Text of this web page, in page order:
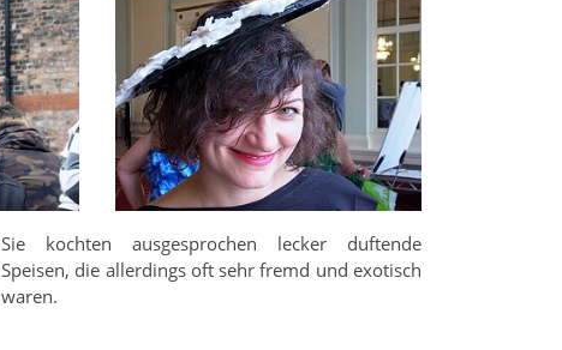
Sie kochten ausgesprochen lecker duftende
Speisen, die allerdings oft sehr fremd und exotisch
waren.